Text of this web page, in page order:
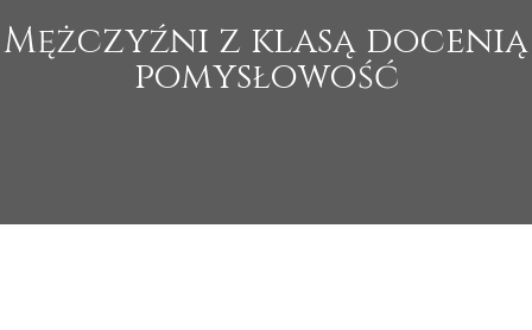
Mężczyźni z klasą docenią
pomysłowość